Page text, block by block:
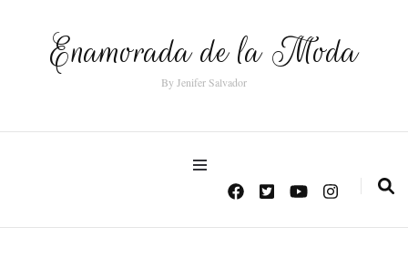
Enamorada de la Moda
By Jenifer Salvador